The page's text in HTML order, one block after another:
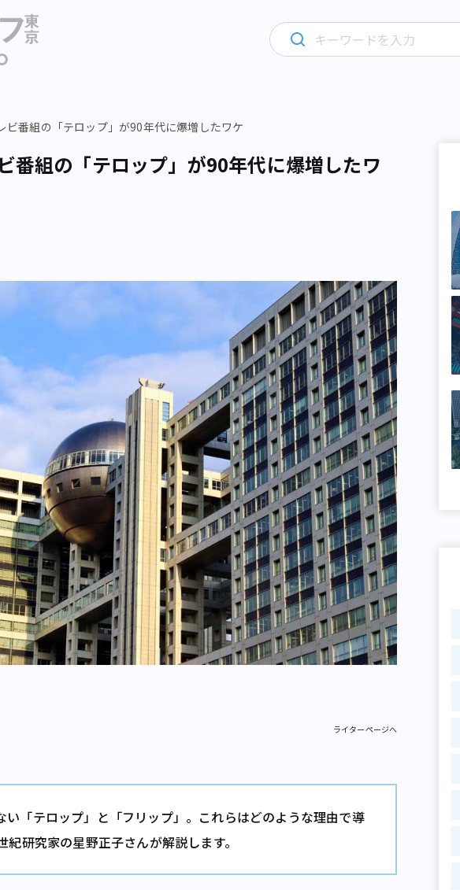
ビ番組の「テロップ」が90年代に爆増したワケ
番組の「テロップ」が90年代に爆増したワ
ライターページへ
い「テロップ」と「フリップ」。これらはどのような理由で導
研究家の星野正子さんが解説します。